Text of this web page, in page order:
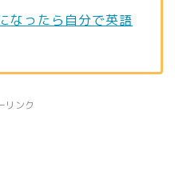
なったら自分で英語
リンク